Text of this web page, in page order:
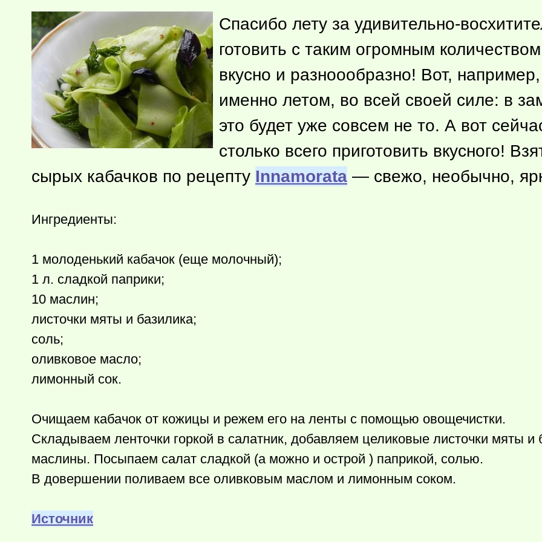
Спасибо лету за удивительно-
готовить с таким огромным
вкусно и разноообразно! Вот,
именно летом, во всей своей силе: в
это будет уже совсем не то. А вот
столько всего приготовить вкусного!
сырых кабачков по рецепту Innamorata — свежо, необычно,
Ингредиенты:
1 молоденький кабачок (еще молочный);
1 л. сладкой паприки;
10 маслин;
листочки мяты и базилика;
соль;
оливковое масло;
лимонный сок.
Очищаем кабачок от кожицы и режем его на ленты с помощью овощечистки.
Складываем ленточки горкой в салатник, добавляем целиковые листочки мяты и
маслины. Посыпаем салат сладкой (а можно и острой ) паприкой, солью.
В довершении поливаем все оливковым маслом и лимонным соком.
Источник